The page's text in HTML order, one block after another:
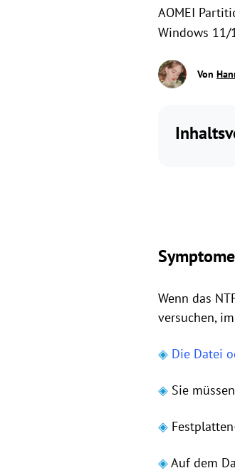
AOMEI
Windows 11/
Von
Wenn das
versuchen,
◈ Die Datei
◈ Sie
◈
◈Auf dem